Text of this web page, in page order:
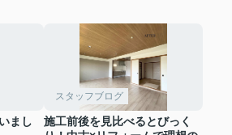
まし
スタッフブログ
施工前後を見比べるとびっく